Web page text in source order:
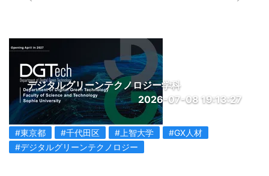
デジタルグリーンテクノロジー学科
2026-07-08 19:13:27
#東京都 #千代田区 #上智大学
#GX人材
#デジタルグリーンテクノロジー